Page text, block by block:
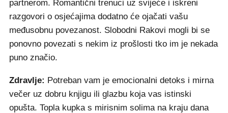
partnerom. Romantični trenuci uz svijeće i iskreni
razgovori o osjećajima dodatno će ojačati vašu
međusobnu povezanost. Slobodni Rakovi mogli bi se
ponovno povezati s nekim iz prošlosti tko im je nekada
puno značio.
Zdravlje: Potreban vam je emocionalni detoks i mirna
večer uz dobru knjigu ili glazbu koja vas istinski
opušta. Topla kupka s mirisnim solima na kraju dana